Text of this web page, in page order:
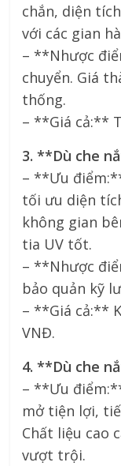
chắn, diện
với các gian
– **Nhược
chuyển. Giá
thống.
– **Giá cả:**
3. **Dù che
– **Ưu
tối ưu diện
không gian
tia UV tốt.
– **Nhược
bảo quản kỹ
– **Giá cả:**
VNĐ.
4. **Dù che
– **Ưu
mở tiện lợi,
Chất liệu cao
vượt trội.